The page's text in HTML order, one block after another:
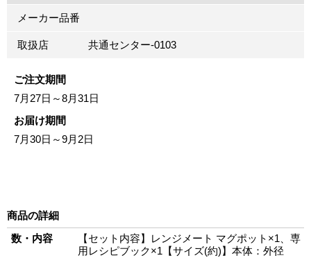
メーカー品番
取扱店 共通センター-0103
ご注文期間
7月27日～8月31日
お届け期間
7月30日～9月2日
商品の詳細
数・内容
【セット内容】レンジメート マグポット×1、専
用レシピブック×1【サイズ(約)】本体：外径